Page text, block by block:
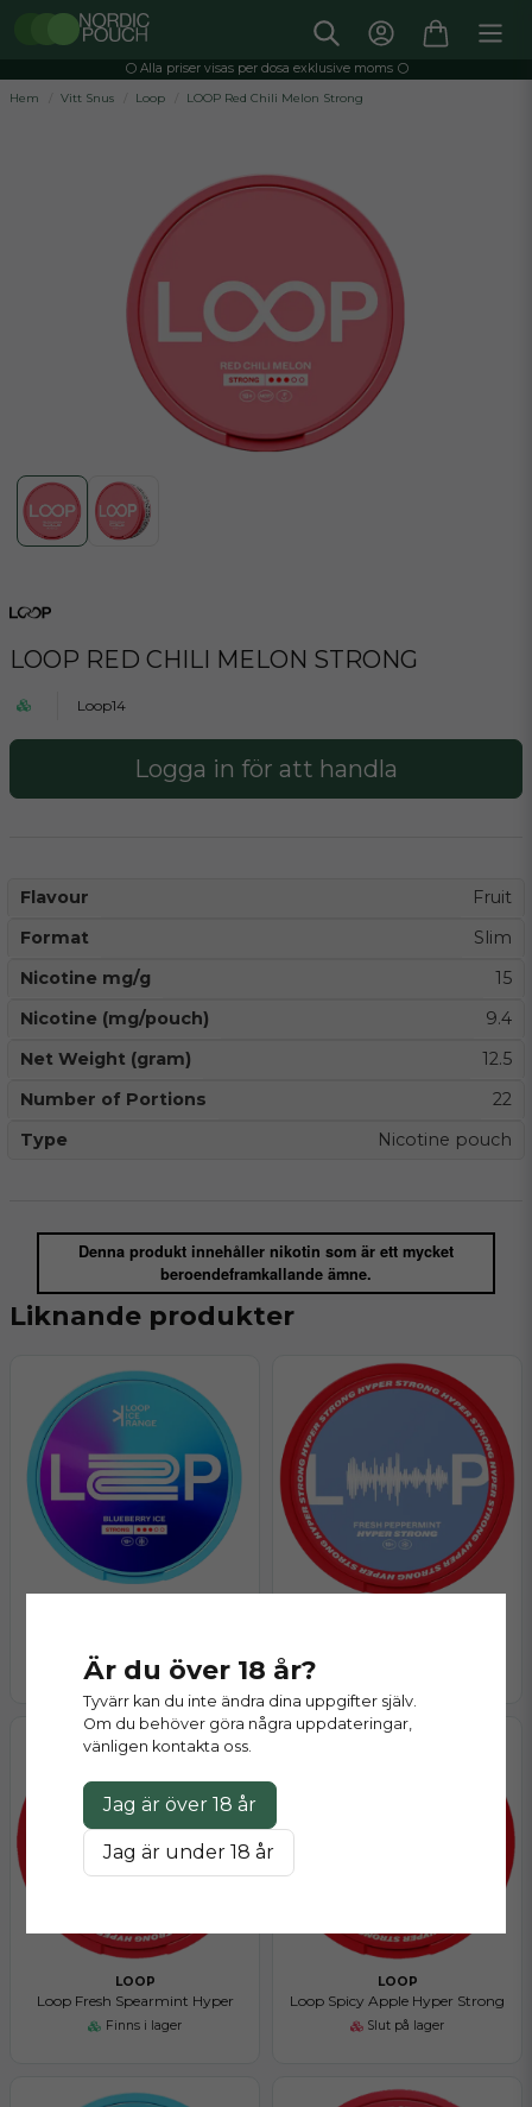
⚪️ Alla priser visas per dosa exklusive moms ⚪️
Hem
Vitt Snus Loop LOOP Red Chili Melon Strong
LOOP RED CHILI MELON STRONG
Loop14
Logga in för att handla
Flavour
Fruit
Format
Slim
Nicotine mg/g
15
Nicotine (mg/pouch)
9.4
Net Weight (gram)
12.5
Number of Portions
22
Type
Nicotine pouch
Denna produkt innehåller nikotin som är ett mycket
beroendeframkallande ämne.
Liknande produkter
Finns i lager
LOOP
Loop Fresh Spearmint Hyper
Finns i lager
LOOP
Loop Spicy Apple Hyper Strong
Slut på lager
Är du över 18 år?
Tyvärr kan du inte ändra dina uppgifter själv.
Om du behöver göra några uppdateringar,
vänligen kontakta oss.
Jag är över 18 år
Jag är under 18 år